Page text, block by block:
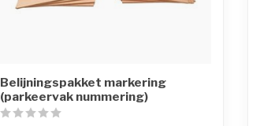
Belijningspakket markering
(parkeervak nummering)